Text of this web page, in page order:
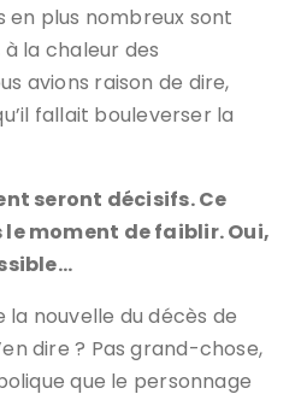
en plus nombreux sont
la chaleur des
avions raison de dire,
fallait bouleverser la
seront décisifs. Ce
moment de faiblir. Oui,
la nouvelle du décès de
dire ? Pas grand-chose,
que le personnage